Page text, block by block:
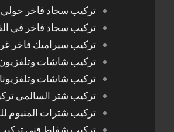
تركيب سجاد فاخر حولي
تركيب سجاد فاخر في
تركيب سيراميك فاخر
تركيب شاشات
تركيب شاشات
تركيب شتر السالمي
تركيب شترات المنيوم
تركيب شفاط فني